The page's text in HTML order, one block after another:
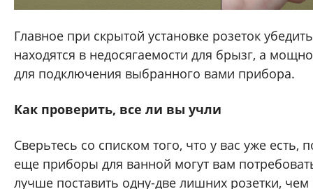
Главное при скрытой установке розеток
находятся в недосягаемости для брызг, а
для подключения выбранного вами прибора.
Как проверить, все ли вы учли
Сверьтесь со списком того, что у вас уже есть,
еще приборы для ванной могут вам
лучше поставить одну-две лишних розетки, чем